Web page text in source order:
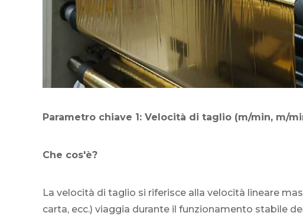
Parametro chiave 1: Velocità di taglio (m/min, m/
Che cos'è?
La velocità di taglio si riferisce alla velocità lineare
carta, ecc.) viaggia durante il funzionamento stabile